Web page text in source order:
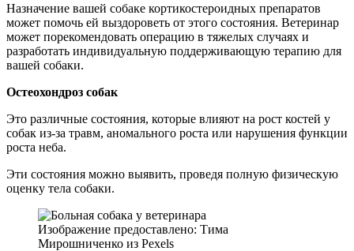
Назначение вашей собаке кортикостероидных препаратов
может помочь ей выздороветь от этого состояния. Ветеринар
может порекомендовать операцию в тяжелых случаях и
разработать индивидуальную поддерживающую терапию для
вашей собаки.
Остеохондроз собак
Это различные состояния, которые влияют на рост костей у
собак из-за травм, аномального роста или нарушения функции
роста неба.
Эти состояния можно выявить, проведя полную физическую
оценку тела собаки.
Изображение предоставлено: Тима
Мирошниченко из Pexels